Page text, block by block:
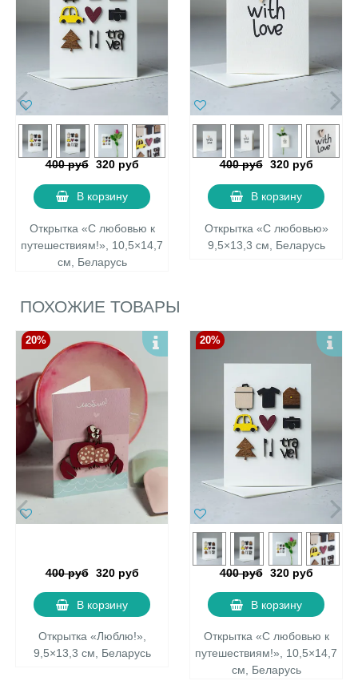
400 руб 320 руб
В корзину
Открытка «С любовью к
путешествиям!», 10,5×14,7
см, Беларусь
400 руб 320 руб
В корзину
Открытка «С любовью»
9,5×13,3 см, Беларусь
ПОХОЖИЕ ТОВАРЫ
20%
400 руб 320 руб
В корзину
Открытка «Люблю!»,
9,5×13,3 см, Беларусь
20%
400 руб 320 руб
В корзину
Открытка «С любовью к
путешествиям!», 10,5×14,7
см, Беларусь